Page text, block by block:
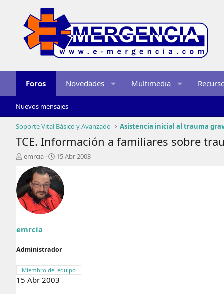
Foros Novedades Multimedia
Nuevos mensajes
Soporte Vital Básico y Avanzado Asistencia inicial al trauma
TCE. Información a familiares sobre
I
i
c
i
a
d
r
e
l
t
e
m
emrcia
F
c
h
a
d
e
i
o
15 Abr 2003
emrcia
Administrador
Miembro del equipo
15 Abr 2003